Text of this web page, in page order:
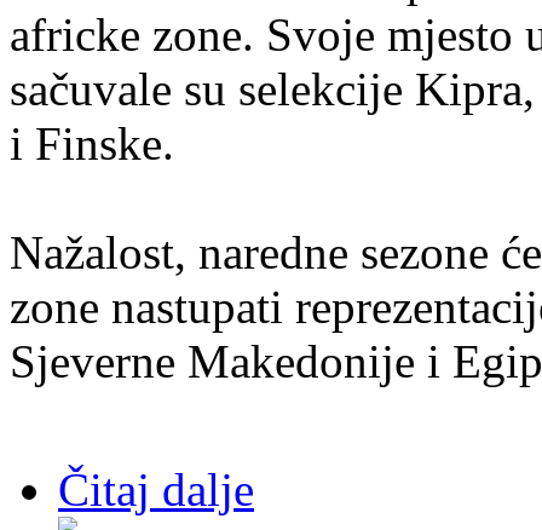
africke zone. Svoje mjesto
sačuvale su selekcije
i Finske.
Nažalost, naredne sezone
zone nastupati
Sjeverne Makedonije i
Čitaj dalje